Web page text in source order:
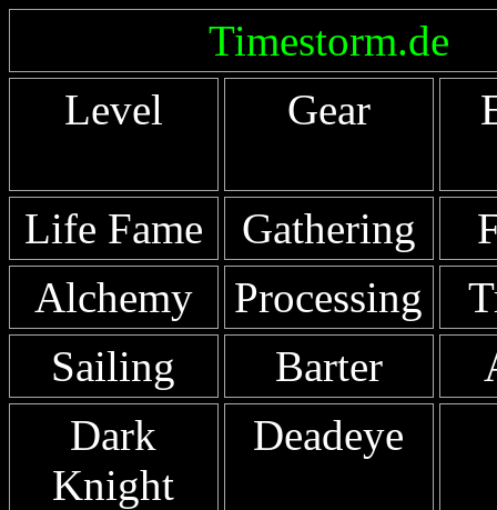
Timestorm.de
Level
Gear
Life Fame Gathering
Alchemy
Processing
Sailing
Barter
Dark
Knight
Deadeye